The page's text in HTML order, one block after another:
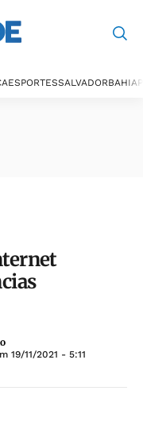
ESPORTESSALVADORBAHIA
19/11/2021 - 5:11